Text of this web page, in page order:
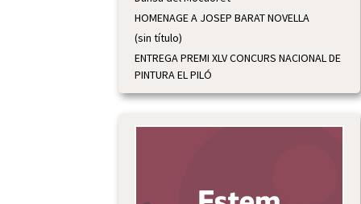
HOMENAGE A JOSEP BARAT NOVELLA
(sin título)
ENTREGA PREMI XLV CONCURS NACIONAL DE
PINTURA EL PILÓ